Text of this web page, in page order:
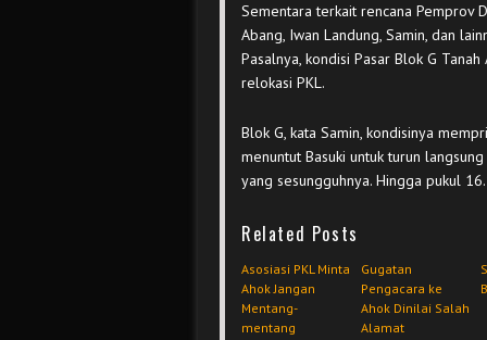
Sementara terkait rencana Pemprov
Abang, Iwan Landung, Samin, dan
Pasalnya, kondisi Pasar Blok G
relokasi PKL.
Blok G, kata Samin, kondisinya
menuntut Basuki untuk turun
yang sesungguhnya. Hingga pukul
Related Posts
Asosiasi PKL Minta
Ahok Jangan
Mentang-
mentang
Gugatan
Pengacara ke
Ahok Dinilai Salah
Alamat